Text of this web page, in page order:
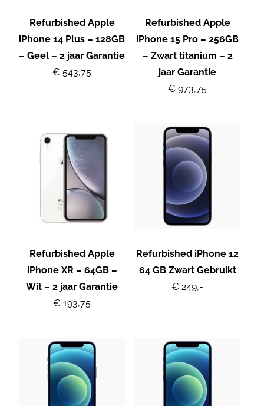
Refurbished Apple
iPhone 14 Plus – 128GB
– Geel – 2 jaar Garantie
€ 543,75
Refurbished Apple
iPhone 15 Pro – 256GB
– Zwart titanium – 2
jaar Garantie
€ 973,75
Refurbished Apple
iPhone XR – 64GB –
Wit – 2 jaar Garantie
€ 193,75
Refurbished iPhone 12
64 GB Zwart Gebruikt
€ 249,-